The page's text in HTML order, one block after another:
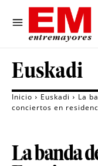
Euskadi
Inicio Euskadi
La
conciertos en
La banda